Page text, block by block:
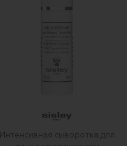
Интенсивная сыворотка для